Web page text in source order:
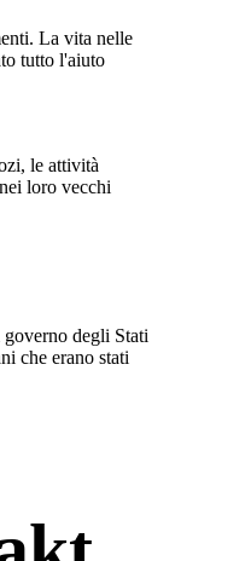
La vita nelle
tutto l'aiuto
le attività
loro vecchi
degli Stati
che erano stati